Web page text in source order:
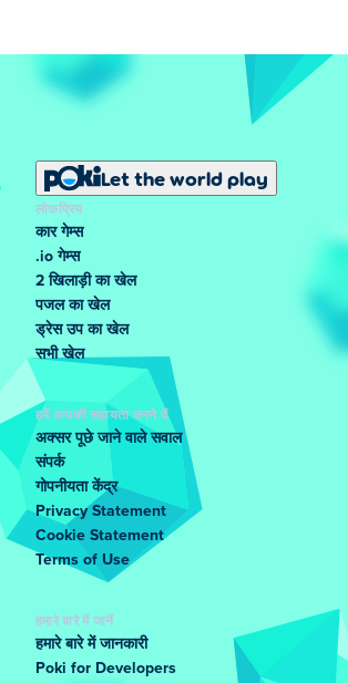
Let the world play
लोकप्रिय
कार गेम्स
.io गेम्स
2 खिलाड़ी का खेल
पजल का खेल
ड्रेस उप का खेल
सभी खेल
हमें आपकी सहायता करने दें
अक्सर पूछे जाने वाले सवाल
संपर्क
गोपनीयता केंद्र
Privacy Statement
Cookie Statement
Terms of Use
हमारे बारे में जानें
हमारे बारे में जानकारी
Poki for Developers